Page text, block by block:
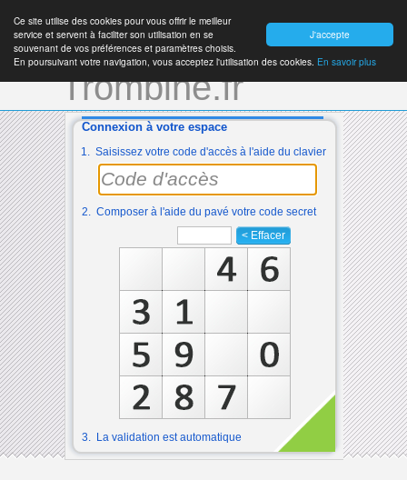
J'accepte
Ce site utilise des cookies pour vous offrir le meilleur
service et servent à faciliter son utilisation en se
souvenant de vos préférences et paramètres choisis.
En poursuivant votre navigation, vous acceptez l'utilisation des cookies. En savoir plus
Trombine.fr
2. Composer à l'aide du pavé votre code secret
< Effacer
3. La validation est automatique
1. Saisissez votre code d'accès à l'aide du clavier
Connexion à votre espace